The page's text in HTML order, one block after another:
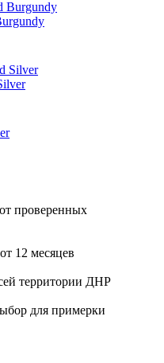
проверенных
12 месяцев
территории ДНР
для примерки